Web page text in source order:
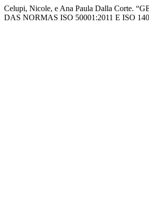
Celupi, Nicole, e Ana Paula Dalla Corte.
DAS NORMAS ISO 50001:2011 E ISO